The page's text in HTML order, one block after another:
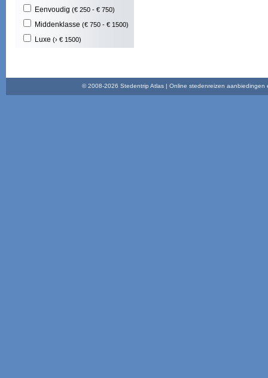
Eenvoudig (€ 250 - € 750)
Middenklasse (€ 750 - € 1500)
Luxe (› € 1500)
© 2008-2026 Stedentrip Atlas | Online stedenreizen